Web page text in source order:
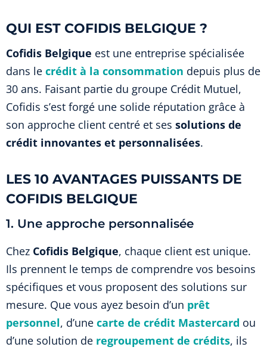
QUI EST COFIDIS BELGIQUE ?
Cofidis Belgique est une entreprise spécialisée
dans le crédit à la consommation depuis plus de
30 ans. Faisant partie du groupe Crédit Mutuel,
Cofidis s’est forgé une solide réputation grâce à
son approche client centré et ses solutions de
crédit innovantes et personnalisées.
LES 10 AVANTAGES PUISSANTS DE
COFIDIS BELGIQUE
1. Une approche personnalisée
Chez Cofidis Belgique, chaque client est unique.
Ils prennent le temps de comprendre vos besoins
spécifiques et vous proposent des solutions sur
mesure. Que vous ayez besoin d’un prêt
personnel, d’une carte de crédit Mastercard ou
d’une solution de regroupement de crédits, ils